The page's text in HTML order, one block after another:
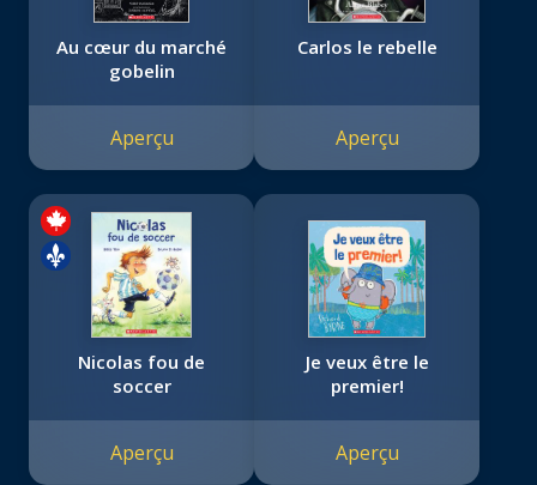
Au cœur du marché
gobelin
Aperçu
Carlos le rebelle
Aperçu
Nicolas fou de
soccer
Aperçu
Je veux être le
premier!
Aperçu